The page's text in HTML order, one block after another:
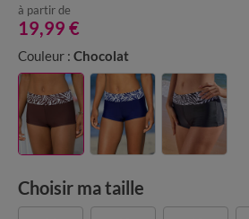
à partir de
19,99 €
Couleur : Chocolat
Choisir ma taille